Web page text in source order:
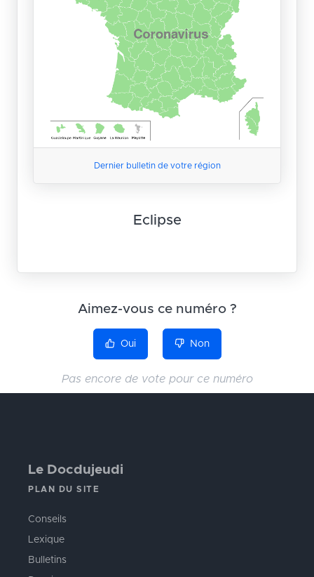
Dernier bulletin de votre région
Eclipse
Aimez-vous ce numéro ?
Oui Non
Pas encore de vote pour ce numéro
Le Docdujeudi
PLAN DU SITE
Conseils
Lexique
Bulletins